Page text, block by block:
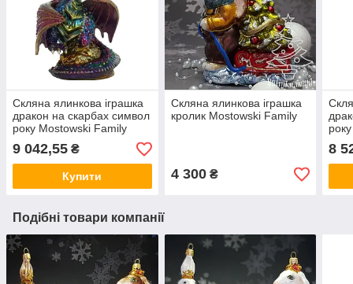
Скляна ялинкова іграшка
дракон на скарбах символ
року Mostowski Family
Дракон
9 042,55 ₴
Купити
Скляна ялинкова іграшка
кролик Mostowski Family
4 300₴
8
Подібні товари компанії